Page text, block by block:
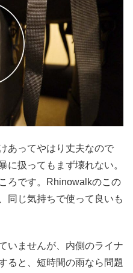
あってやはり丈夫なので
に扱ってもまず壊れない。
ろです。Rhinowalkのこの
同じ気持ちで使って良いも
いませんが、内側のライナ
ると、短時間の雨なら問題